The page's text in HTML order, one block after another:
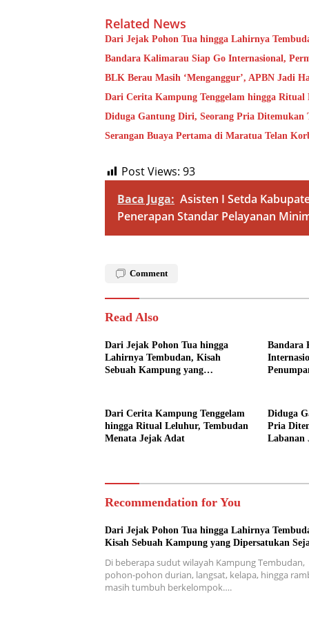
Related News
Dari Jejak Pohon Tua hingga Lahirnya
Bandara Kalimarau Siap Go Internasional,
BLK Berau Masih ‘Menganggur’, APBN Jadi
Dari Cerita Kampung Tenggelam hingga
Diduga Gantung Diri, Seorang Pria Ditemukan
Serangan Buaya Pertama di Maratua Telan
Post Views: 93
Baca Juga: Asisten I Setda
Penerapan Standar Pelayanan
Comment
Read Also
Dari Jejak Pohon Tua hingga
Lahirnya Tembudan, Kisah
Sebuah Kampung yang
Bandara
Dari Cerita Kampung Tenggelam
hingga Ritual Leluhur, Tembudan
Menata Jejak Adat
Diduga
Pria
Labanan
Recommendation for You
Dari Jejak Pohon Tua hingga Lahirnya
Kisah Sebuah Kampung yang Dipersatukan
Di beberapa sudut wilayah Kampung Tembudan,
pohon-pohon durian, langsat, kelapa, hingga
masih tumbuh berkelompok….